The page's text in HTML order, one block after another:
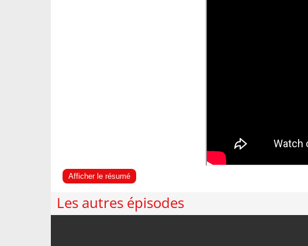
Afficher le résumé
Les autres épisodes